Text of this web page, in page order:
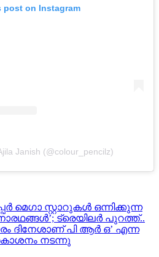
post on Instagram
Janish (@colour_pencilz)
മെഗാ സ്റ്റാറുകൾ ഒന്നിക്കുന്ന
ട്രെയിലർ പുറത്ത്..
ദിനേശാണ് പി ആർ ഒ’ എന്ന
നടന്നു